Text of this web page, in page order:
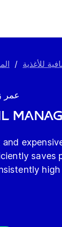
للأغذية /
عمر
and
saves